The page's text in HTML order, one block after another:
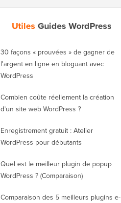
Utiles Guides WordPress
30 façons « prouvées » de gagner de
l'argent en ligne en bloguant avec
WordPress
Combien coûte réellement la création
d'un site web WordPress ?
Enregistrement gratuit : Atelier
WordPress pour débutants
Quel est le meilleur plugin de popup
WordPress ? (Comparaison)
Comparaison des 5 meilleurs plugins e-